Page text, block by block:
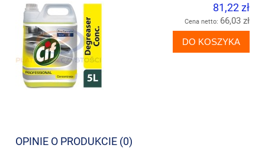
81,22 zł
Cena netto: 66,03 zł
DO KOSZYKA
OPINIE O PRODUKCIE (0)